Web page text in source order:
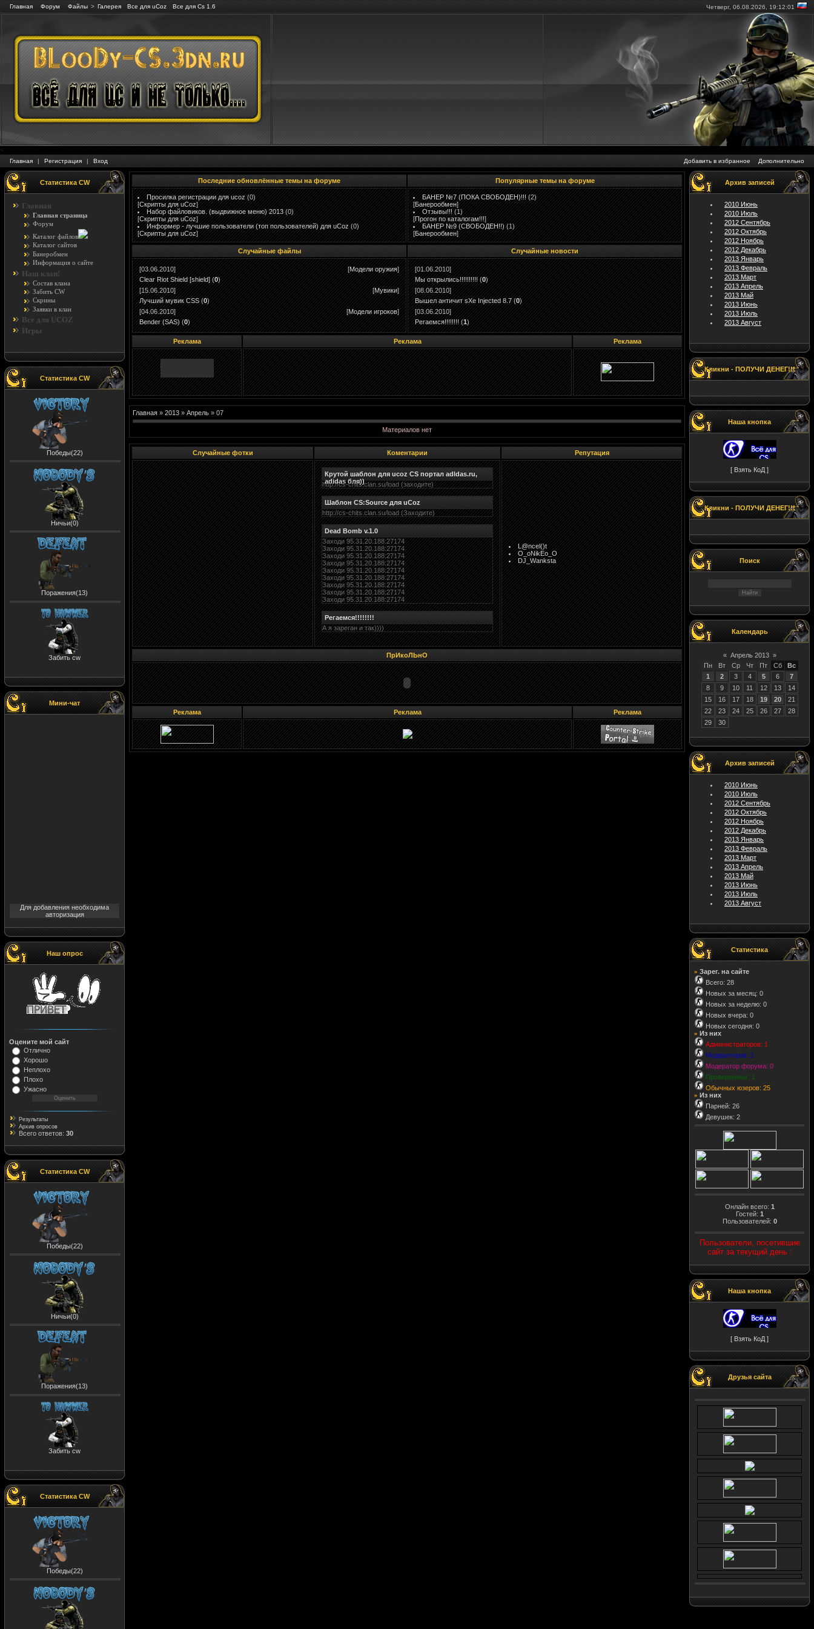
Главная Форум Файлы > Галерея Все для uCoz Все для Cs 1.6 Четверг, 06.08.2026, 19:12:02
<
Главная | Регистрация | Вход Добавить в избранное Дополнительно
Статистика CW
Главная
Главная страница
Форум
Каталог файлов
Каталог сайтов
Банеробмен
Информация о сайте
Наш клан!
Состав клана
Забить CW
Скрины
Заявки в клан
Все для UCOZ
Игры
Статистика CW
Победы(22)
Ничьи(0)
Поражения(13)
Забить cw
Мини-чат
Для добавления необходима
авторизация
Наш опрос
Оцените мой сайт
Отлично
Хорошо
Неплохо
Плохо
Ужасно
Результаты
Архив опросов
Всего ответов: 30
Статистика CW
Победы(22)
Ничьи(0)
Поражения(13)
Забить cw
Статистика CW
Победы(22)
Последние обновлённые темы на форуме Популярные темы на форуме
Просилка регистрации для ucoz (0)
[Скрипты для uCoz]
Набор файловиков. (выдвижное меню) 2013 (0)
[Скрипты для uCoz]
Информер - лучшие пользователи (топ пользователей) для uCoz (0)
[Скрипты для uCoz]
БАНЕР №7 (ПОКА СВОБОДЕН)!!! (2)
[Банерообмен]
Отзывы!!! (1)
[Прогон по каталогам!!!]
БАНЕР №9 (СВОБОДЕН!!) (1)
[Банерообмен]
Случайные файлы Случайные новости
[03.06.2010] [Модели оружия]
Clear Riot Shield [shield] (0)
[15.06.2010]
[Мувики]
Лучший мувик CSS (0)
[04.06.2010]
[Модели игроков]
Bender (SAS) (0)
[01.06.2010]
Мы открылись!!!!!!!!!! (0)
[08.06.2010]
Вышел античит sXe Injected 8.7 (0)
[03.06.2010]
Регаемся!!!!!!!! (1)
Реклама Реклама Реклама
Главная » 2013 » Апрель » 07
Материалов нет
Случайные фотки Коментарии Репутация
Крутой шаблон для ucoz CS портал adldas.ru,
adidas бля))
http://cs-chits.clan.su/load (заходите)
Шаблон CS:Source для uCoz
http://cs-chits.clan.su/load (Заходите)
Dead Bomb v.1.0
Заходи 95.31.20.188:27174
Заходи 95.31.20.188:27174
Заходи 95.31.20.188:27174
Заходи 95.31.20.188:27174
Заходи 95.31.20.188:27174
Заходи 95.31.20.188:27174
Заходи 95.31.20.188:27174
Заходи 95.31.20.188:27174
Заходи 95.31.20.188:27174
Регаемся!!!!!!!!
А я зареган и так))))
L@ncel()t
O_oNikEo_O
DJ_Wanksta
ПрИкоЛЬнО
Реклама Реклама Реклама
Архив записей
2010 Июнь
2010 Июль
2012 Сентябрь
2012 Октябрь
2012 Ноябрь
2012 Декабрь
2013 Январь
2013 Февраль
2013 Март
2013 Апрель
2013 Май
2013 Июнь
2013 Июль
2013 Август
Кликни - ПОЛУЧИ ДЕНЕГ!!!
Наша кнопка
[ Взять КоД ]
Кликни - ПОЛУЧИ ДЕНЕГ!!!
Поиск
Календарь
« Апрель 2013 »
Пн
Вт Ср Чт Пт Сб
Вс
1
2 3 4 5 6
7
8
9 10 11 12 13
14
15
16 17 18 19 20
21
22
23 24 25 26 27
28
29
30
Архив записей
2010 Июнь
2010 Июль
2012 Сентябрь
2012 Октябрь
2012 Ноябрь
2012 Декабрь
2013 Январь
2013 Февраль
2013 Март
2013 Апрель
2013 Май
2013 Июнь
2013 Июль
2013 Август
Статистика
» Зарег. на сайте
Всего: 28
Новых за месяц: 0
Новых за неделю: 0
Новых вчера: 0
Новых сегодня: 0
» Из них
Администраторов: 1
Модераторов: 1
Модератор форума: 0
Проверенных: 1
Обычных юзеров: 25
» Из них
Парней: 26
Девушек: 2
Онлайн всего: 1
Гостей: 1
Пользователей: 0
Пользователи, посетившие
сайт за текущий день :
Наша кнопка
[ Взять КоД ]
Друзья сайта